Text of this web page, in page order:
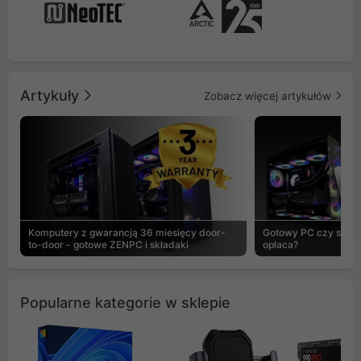
Artykuły Zobacz więcej artykułów
Komputery z gwarancją 36 miesięcy door-
to-door - gotowe ZENPC i składaki
Gotowy PC czy
opłaca?
Popularne kategorie w sklepie